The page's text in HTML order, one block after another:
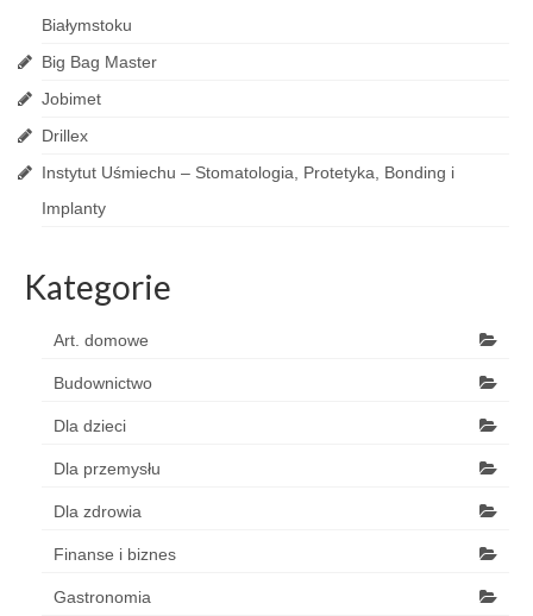
Białymstoku
Big Bag Master
Jobimet
Drillex
Instytut Uśmiechu – Stomatologia, Protetyka, Bonding i
Implanty
Kategorie
Art. domowe
Budownictwo
Dla dzieci
Dla przemysłu
Dla zdrowia
Finanse i biznes
Gastronomia